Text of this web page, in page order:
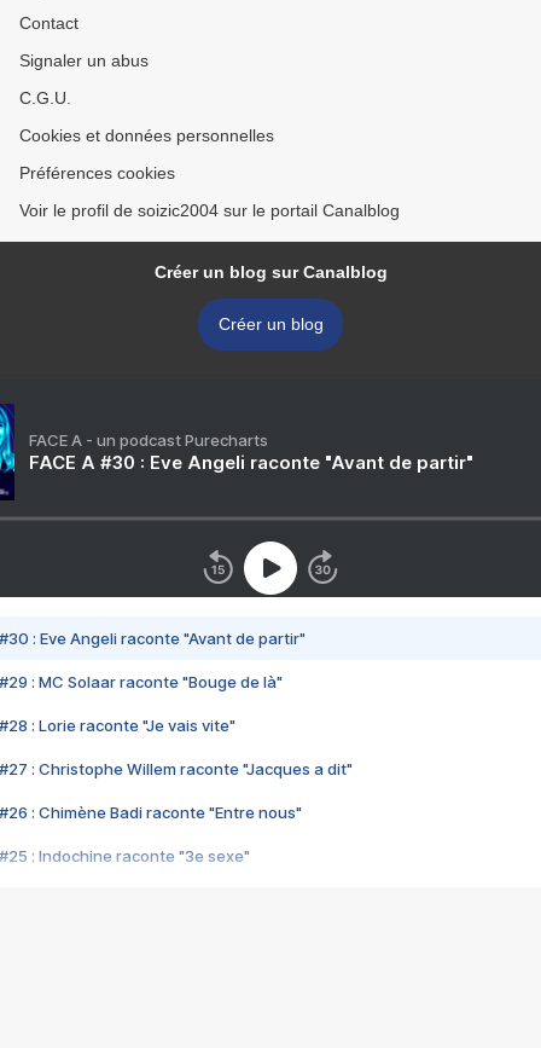
Contact
Signaler un abus
C.G.U.
Cookies et données personnelles
Préférences cookies
Voir le profil de soizic2004 sur le portail Canalblog
Créer un blog sur Canalblog
Créer un blog
FACE A - un podcast Purecharts
FACE A #30 : Eve Angeli raconte "Avant de partir"
#30 : Eve Angeli raconte "Avant de partir"
#29 : MC Solaar raconte "Bouge de là"
#28 : Lorie raconte "Je vais vite"
#27 : Christophe Willem raconte "Jacques a dit"
#26 : Chimène Badi raconte "Entre nous"
#25 : Indochine raconte "3e sexe"